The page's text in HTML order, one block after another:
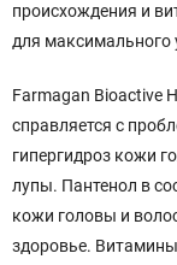
происхождения и
для максимального
Farmagan Bioactive
справляется с
гипергидроз кожи
лупы. Пантенол в
кожи головы и
здоровье.